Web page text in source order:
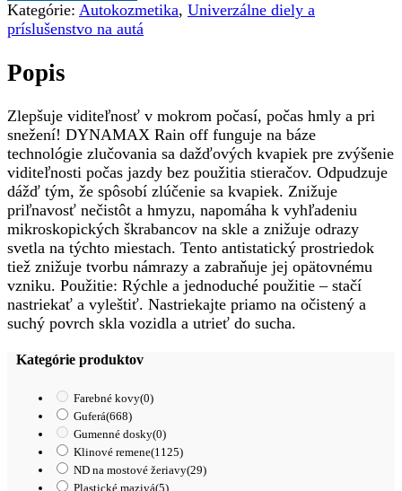
TEKUTÝ
STIERAČ
Kategórie: Autokozmetika, Univerzálne diely a
príslušenstvo na autá
Popis
Zlepšuje viditeľnosť v mokrom počasí, počas hmly a pri
snežení! DYNAMAX Rain off funguje na báze
technológie zlučovania sa dažďových kvapiek pre zvýšenie
viditeľnosti počas jazdy bez použitia stieračov. Odpudzuje
dážď tým, že spôsobí zlúčenie sa kvapiek. Znižuje
priľnavosť nečistôt a hmyzu, napomáha k vyhľadeniu
mikroskopických škrabancov na skle a znižuje odrazy
svetla na týchto miestach. Tento antistatický prostriedok
tiež znižuje tvorbu námrazy a zabraňuje jej opätovnému
vzniku. Použitie: Rýchle a jednoduché použitie – stačí
nastriekať a vyleštiť. Nastriekajte priamo na očistený a
suchý povrch skla vozidla a utrieť do sucha.
Kategórie produktov
Farebné kovy(0)
Guferá(668)
Gumenné dosky(0)
Klinové remene(1125)
ND na mostové žeriavy(29)
Plastické mazivá(5)